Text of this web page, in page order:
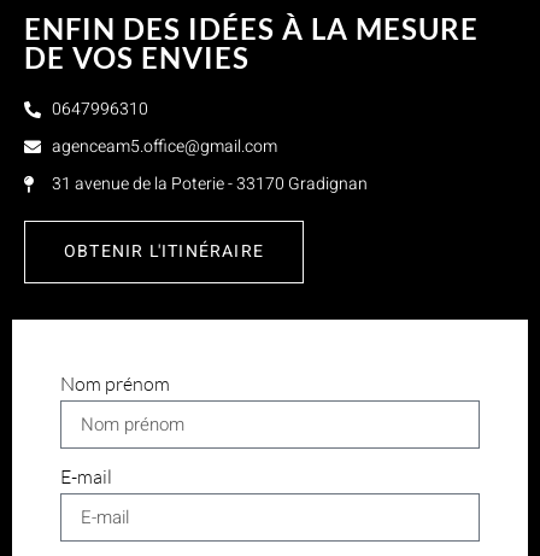
ENFIN DES IDÉES À LA MESURE
DE VOS ENVIES
0647996310
agenceam5.office@gmail.com
31 avenue de la Poterie - 33170 Gradignan
OBTENIR L'ITINÉRAIRE
Nom prénom
E-mail